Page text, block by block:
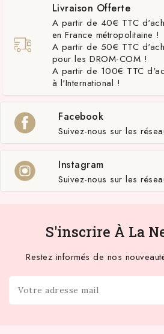
Livraison Offerte
A partir de 40€ TTC
en France métropolitaine !
A partir de 50€ TTC
pour les DROM-COM !
A partir de 100€ TTC
à l'International !
Facebook
Suivez-nous sur les
Instagram
Suivez-nous sur les
S'inscrire À La
Restez informés de nos